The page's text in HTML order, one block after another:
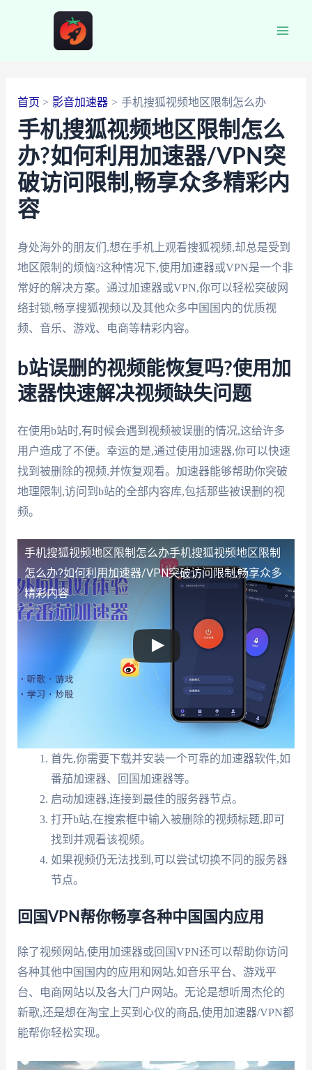
首页 影音加速器 手机搜狐视频地区限制怎么办
手机搜狐视频地区限制怎么
办?如何利用加速器/VPN突
破访问限制,畅享众多精彩内
容
身处海外的朋友们,想在手机上观看搜狐视频,却总是受到
地区限制的烦恼?这种情况下,使用加速器或VPN是一个非
常好的解决方案。通过加速器或VPN,你可以轻松突破网
络封锁,畅享搜狐视频以及其他众多中国国内的优质视
频、音乐、游戏、电商等精彩内容。
b站误删的视频能恢复吗?使用加
速器快速解决视频缺失问题
在使用b站时,有时候会遇到视频被误删的情况,这给许多
用户造成了不便。幸运的是,通过使用加速器,你可以快速
找到被删除的视频,并恢复观看。加速器能够帮助你突破
地理限制,访问到b站的全部内容库,包括那些被误删的视
频。
手机搜狐视频地区限制怎么办手机搜狐视频地区限制
怎么办?如何利用加速器/VPN突破访问限制,畅享众多
精彩内容
首先,你需要下载并安装一个可靠的加速器软件,如
番茄加速器、回国加速器等。
启动加速器,连接到最佳的服务器节点。
打开b站,在搜索框中输入被删除的视频标题,即可
找到并观看该视频。
如果视频仍无法找到,可以尝试切换不同的服务器
节点。
回国VPN帮你畅享各种中国国内应用
除了视频网站,使用加速器或回国VPN还可以帮助你访问
各种其他中国国内的应用和网站,如音乐平台、游戏平
台、电商网站以及各大门户网站。无论是想听周杰伦的
新歌,还是想在淘宝上买到心仪的商品,使用加速器/VPN都
能帮你轻松实现。